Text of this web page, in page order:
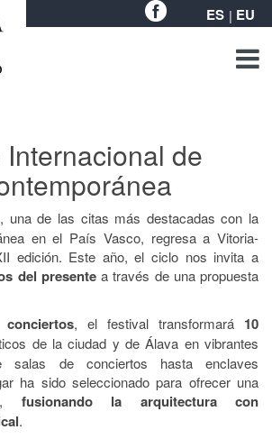
ES EU
de
, una de las citas más destacadas con la
en el País Vasco, regresa a Vitoria-
edición. Este año, el ciclo nos invita a
del presentea través de una propuesta
conciertos, el festival transformará 10
de la ciudad y de Álava en vibrantes
salas de conciertos hasta enclaves
ha sido seleccionado para ofrecer una
fusionando la arquitectura con
.